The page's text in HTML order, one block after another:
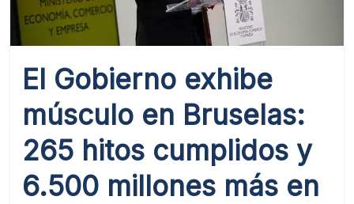
El Gobierno exhibe
músculo en Bruselas:
265 hitos cumplidos y
6.500 millones más en